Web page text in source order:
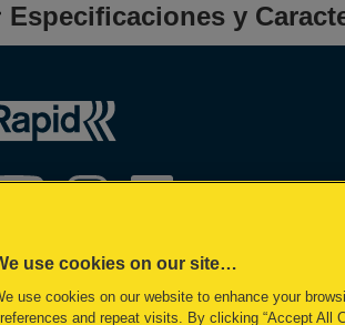
Especificaciones y
ACCO Brands
use cookies on our site…
use cookies on our website to enhance your
and repeat visits. By clicking “Accept All